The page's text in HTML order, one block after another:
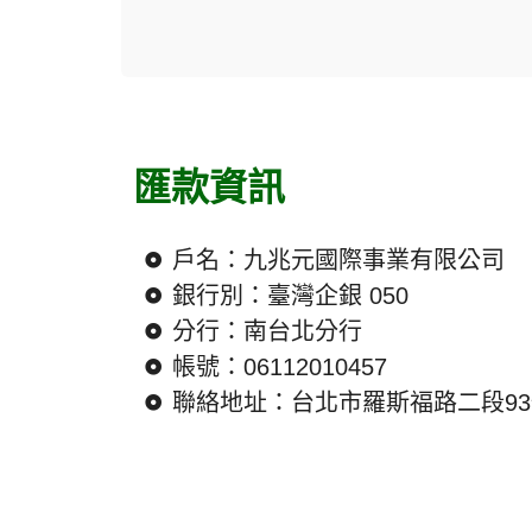
匯款資訊
戶名：九兆元國際事業有限公司
銀行別：臺灣企銀 050
分行：南台北分行
帳號：06112010457
聯絡地址：台北市羅斯福路二段